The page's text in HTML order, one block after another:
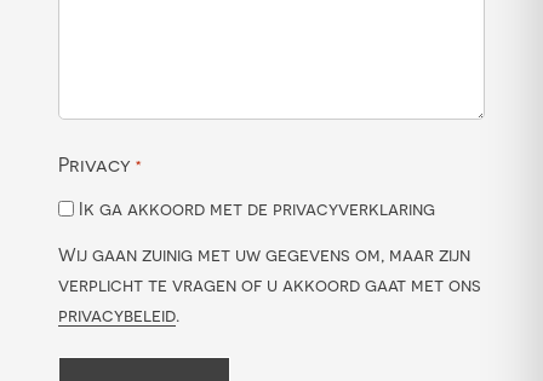
Privacy *
Ik ga akkoord met de privacyverklaring
Wij gaan zuinig met uw gegevens om, maar zijn
verplicht te vragen of u akkoord gaat met ons
privacybeleid.